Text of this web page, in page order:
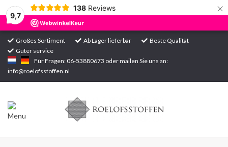
9,7
138 Reviews ×
Großes Sortiment Ab Lager lieferbar
Beste Qualität
Guter service
Für Fragen: 06-53880673 oder mailen Sie uns an:
info@roelofsstoffen.nl
Startseite
Sortiment